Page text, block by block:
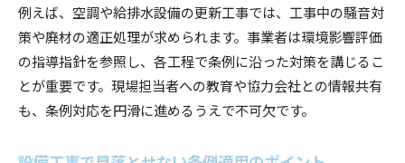
例えば、空調や給排水設備の更新工事では、工事中の騒音対
策や廃材の適正処理が求められます。事業者は環境影響評価
の指導指針を参照し、各工程で条例に沿った対策を講じるこ
とが重要です。現場担当者への教育や協力会社との情報共有
も、条例対応を円滑に進めるうえで不可欠です。